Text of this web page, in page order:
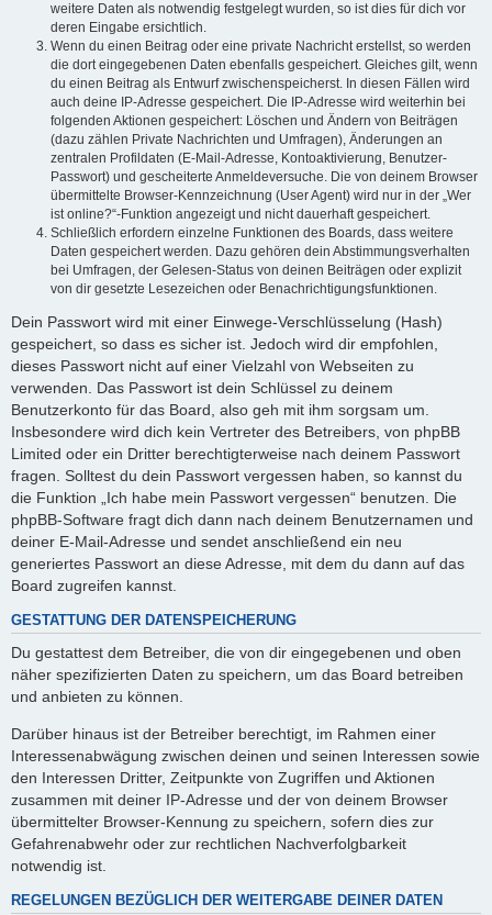
weitere Daten als notwendig festgelegt wurden, so ist dies für dich vor
deren Eingabe ersichtlich.
Wenn du einen Beitrag oder eine private Nachricht erstellst, so werden
die dort eingegebenen Daten ebenfalls gespeichert. Gleiches gilt, wenn
du einen Beitrag als Entwurf zwischenspeicherst. In diesen Fällen wird
auch deine IP-Adresse gespeichert. Die IP-Adresse wird weiterhin bei
folgenden Aktionen gespeichert: Löschen und Ändern von Beiträgen
(dazu zählen Private Nachrichten und Umfragen), Änderungen an
zentralen Profildaten (E-Mail-Adresse, Kontoaktivierung, Benutzer-
Passwort) und gescheiterte Anmeldeversuche. Die von deinem Browser
übermittelte Browser-Kennzeichnung (User Agent) wird nur in der „Wer
ist online?“-Funktion angezeigt und nicht dauerhaft gespeichert.
Schließlich erfordern einzelne Funktionen des Boards, dass weitere
Daten gespeichert werden. Dazu gehören dein Abstimmungsverhalten
bei Umfragen, der Gelesen-Status von deinen Beiträgen oder explizit
von dir gesetzte Lesezeichen oder Benachrichtigungsfunktionen.
Dein Passwort wird mit einer Einwege-Verschlüsselung (Hash)
gespeichert, so dass es sicher ist. Jedoch wird dir empfohlen,
dieses Passwort nicht auf einer Vielzahl von Webseiten zu
verwenden. Das Passwort ist dein Schlüssel zu deinem
Benutzerkonto für das Board, also geh mit ihm sorgsam um.
Insbesondere wird dich kein Vertreter des Betreibers, von phpBB
Limited oder ein Dritter berechtigterweise nach deinem Passwort
fragen. Solltest du dein Passwort vergessen haben, so kannst du
die Funktion „Ich habe mein Passwort vergessen“ benutzen. Die
phpBB-Software fragt dich dann nach deinem Benutzernamen und
deiner E-Mail-Adresse und sendet anschließend ein neu
generiertes Passwort an diese Adresse, mit dem du dann auf das
Board zugreifen kannst.
GESTATTUNG DER DATENSPEICHERUNG
Du gestattest dem Betreiber, die von dir eingegebenen und oben
näher spezifizierten Daten zu speichern, um das Board betreiben
und anbieten zu können.
Darüber hinaus ist der Betreiber berechtigt, im Rahmen einer
Interessenabwägung zwischen deinen und seinen Interessen sowie
den Interessen Dritter, Zeitpunkte von Zugriffen und Aktionen
zusammen mit deiner IP-Adresse und der von deinem Browser
übermittelter Browser-Kennung zu speichern, sofern dies zur
Gefahrenabwehr oder zur rechtlichen Nachverfolgbarkeit
notwendig ist.
REGELUNGEN BEZÜGLICH DER WEITERGABE DEINER DATEN